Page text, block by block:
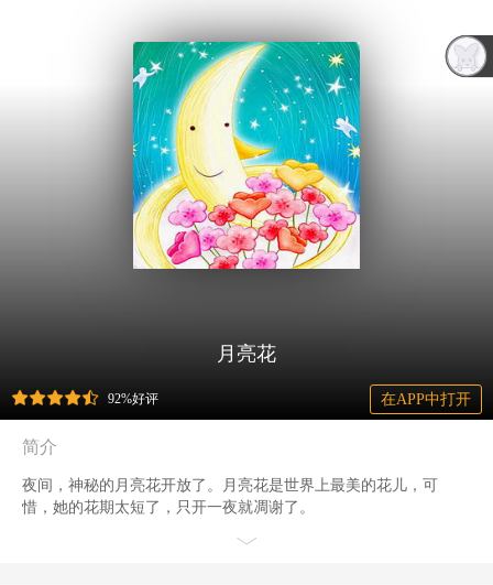
月亮花
92%好评 在APP中打开
简介
夜间，神秘的月亮花开放了。月亮花是世界上最美的花儿，可
惜，她的花期太短了，只开一夜就凋谢了。